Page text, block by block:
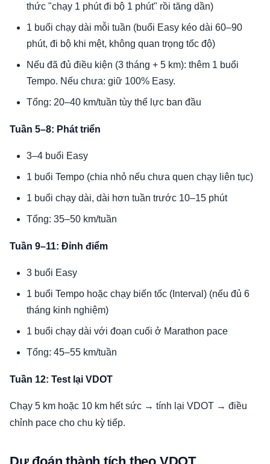
thức "chạy 1 phút đi bộ 1 phút" rồi tăng dần)
1 buổi chạy dài mỗi tuần (buổi Easy kéo dài 60–90
phút, đi bộ khi mệt, không quan trọng tốc độ)
Nếu đã đủ điều kiện (3 tháng + 5 km): thêm 1 buổi
Tempo. Nếu chưa: giữ 100% Easy.
Tổng: 20–40 km/tuần tùy thể lực ban đầu
Tuần 5–8: Phát triển
3–4 buổi Easy
1 buổi Tempo (chia nhỏ nếu chưa quen chạy liên tục)
1 buổi chạy dài, dài hơn tuần trước 10–15 phút
Tổng: 35–50 km/tuần
Tuần 9–11: Đỉnh điểm
3 buổi Easy
1 buổi Tempo hoặc chạy biến tốc (Interval) (nếu đủ 6
tháng kinh nghiệm)
1 buổi chạy dài với đoạn cuối ở Marathon pace
Tổng: 45–55 km/tuần
Tuần 12: Test lại VDOT
Chạy 5 km hoặc 10 km hết sức → tính lại VDOT → điều
chỉnh pace cho chu kỳ tiếp.